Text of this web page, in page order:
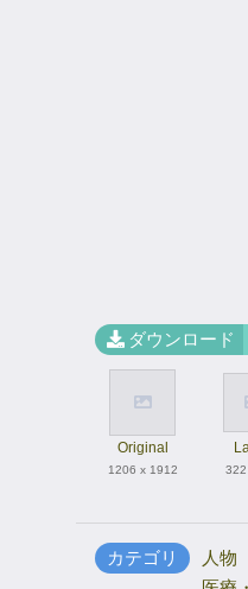
ダウンロード
Original
1206 x 1912
カテゴリ 人物